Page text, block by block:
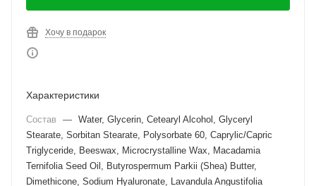
Хочу в подарок
Характеристики
Состав — Water, Glycerin, Cetearyl Alcohol, Glyceryl
Stearate, Sorbitan Stearate, Polysorbate 60, Caprylic/Capric
Triglyceride, Beeswax, Microcrystalline Wax, Macadamia
Ternifolia Seed Oil, Butyrospermum Parkii (Shea) Butter,
Dimethicone, Sodium Hyaluronate, Lavandula Angustifolia